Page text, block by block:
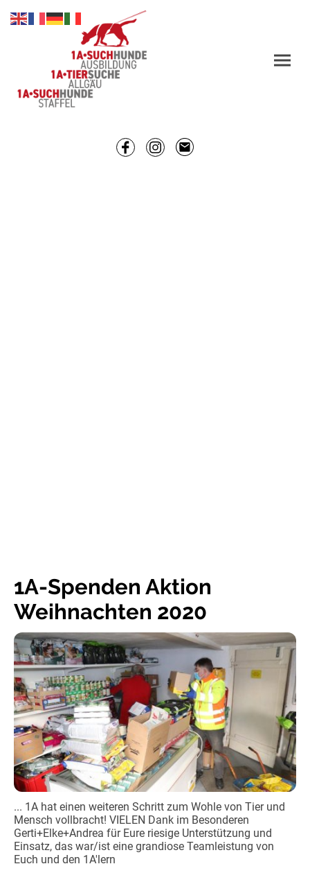
1A-Spenden Aktion
Weihnachten 2020
... 1A hat einen weiteren Schritt zum Wohle von Tier und
Mensch vollbracht! VIELEN Dank im Besonderen
Gerti+Elke+Andrea für Eure riesige Unterstützung und
Einsatz, das war/ist eine grandiose Teamleistung von
Euch und den 1A'lern